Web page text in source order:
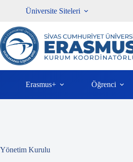
Üniversite Siteleri
Erasmus+ Öğrenci
Yönetim Kurulu